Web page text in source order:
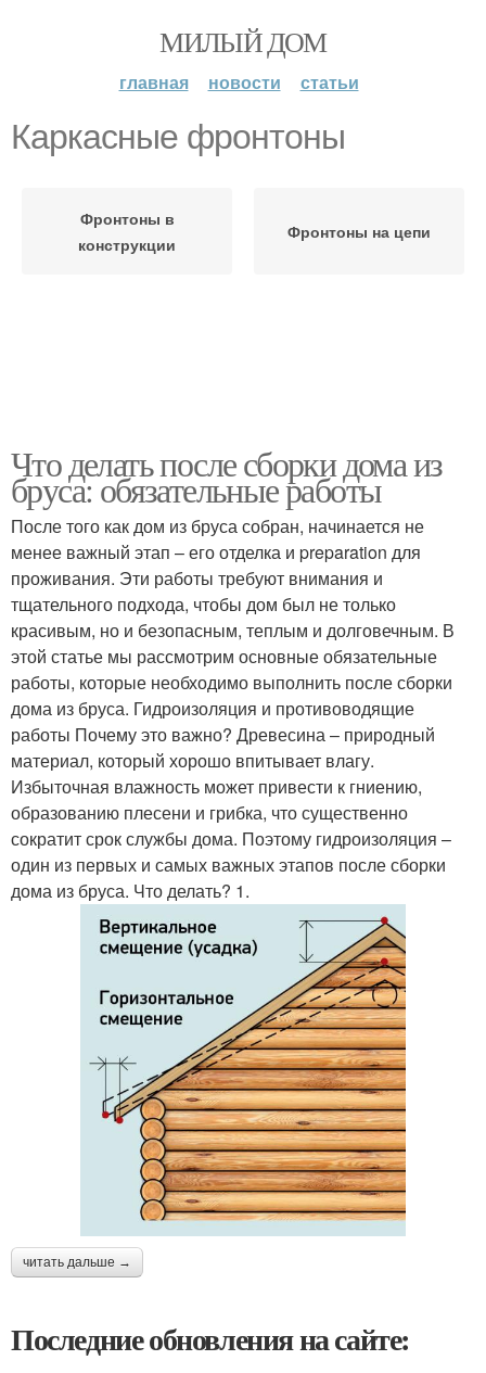
МИЛЫЙ ДОМ
главная новости статьи
Каркасные фронтоны
Фронтоны в
конструкции
Фронтоны на цепи
Что делать после сборки дома из
бруса: обязательные работы
После того как дом из бруса собран, начинается не
менее важный этап – его отделка и preparation для
проживания. Эти работы требуют внимания и
тщательного подхода, чтобы дом был не только
красивым, но и безопасным, теплым и долговечным. В
этой статье мы рассмотрим основные обязательные
работы, которые необходимо выполнить после сборки
дома из бруса. Гидроизоляция и противоводящие
работы Почему это важно? Древесина – природный
материал, который хорошо впитывает влагу.
Избыточная влажность может привести к гниению,
образованию плесени и грибка, что существенно
сократит срок службы дома. Поэтому гидроизоляция –
один из первых и самых важных этапов после сборки
дома из бруса. Что делать? 1.
читать дальше →
Последние обновления на сайте: